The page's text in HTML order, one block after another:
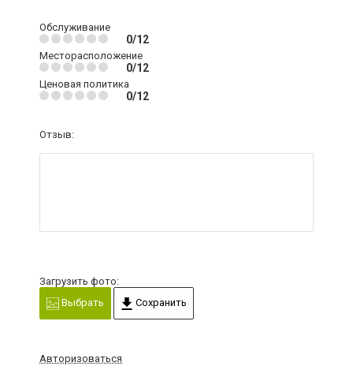
Обслуживание
0/12
Месторасположение
0/12
Ценовая политика
0/12
Отзыв:
Загрузить фото:
Выбрать
Сохранить
Авторизоваться